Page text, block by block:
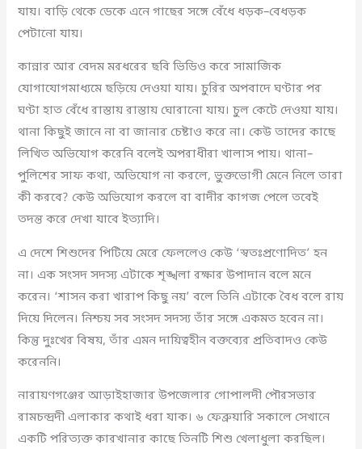
যায়। বাড়ি থেকে ডেকে এনে গাছের সঙ্গে বেঁধে ধড়ক–বেধড়ক
পেটানো যায়।
কান্নার আর বেদম মরধরের ছবি ভিডিও করে সামাজিক
যোগাযোগমাধ্যমে ছড়িয়ে দেওয়া যায়। চুরির অপবাদে ঘণ্টার পর
ঘণ্টা হাত বেঁধে রাস্তায় রাস্তায় ঘোরানো যায়। চুল কেটে দেওয়া যায়।
থানা কিছুই জানে না বা জানার চেষ্টাও করে না। কেউ তাদের কাছে
লিখিত অভিযোগ করেনি বলেই অপরাধীরা খালাস পায়। থানা–
পুলিশের সাফ কথা, অভিযোগ না করলে, ভুক্তভোগী মেনে নিলে তারা
কী করবে? কেউ অভিযোগ করলে বা বাদীর কাগজ পেলে তবেই
তদন্ত করে দেখা যাবে ইত্যাদি।
এ দেশে শিশুদের পিটিয়ে মেরে ফেললেও কেউ ‘স্বতঃপ্রণোদিত’ হন
না। এক সংসদ সদস্য এটাকে শৃঙ্খলা রক্ষার উপাদান বলে মনে
করেন। ‘শাসন করা খারাপ কিছু নয়’ বলে তিনি এটাকে বৈধ বলে রায়
দিয়ে দিলেন। নিশ্চয় সব সংসদ সদস্য তাঁর সঙ্গে একমত হবেন না।
কিন্তু দুঃখের বিষয়, তাঁর এমন দায়িত্বহীন বক্তব্যের প্রতিবাদও কেউ
করেননি।
নারায়ণগঞ্জের আড়াইহাজার উপজেলার গোপালদী পৌরসভার
রামচন্দ্রদী এলাকার কথাই ধরা যাক। ৬ ফেব্রুয়ারি সকালে সেখানে
একটি পরিত্যক্ত কারখানার কাছে তিনটি শিশু খেলাধুলা করছিল।